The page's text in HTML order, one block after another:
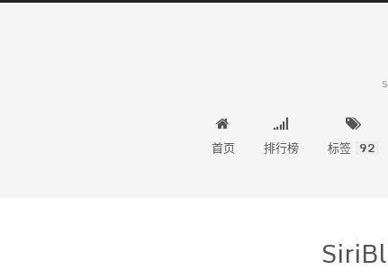
首页 排行榜 标签 92